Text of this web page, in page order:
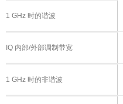
1 GHz 时的谐波
IQ 内部/外部调制带宽
1 GHz 时的非谐波